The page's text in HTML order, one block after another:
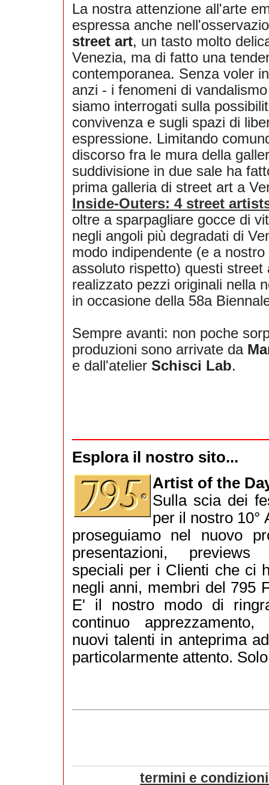
La nostra attenzione all'arte
espressa anche
street art, un tasto molto
Venezia, ma di fatto una
contemporanea. Senza voler
anzi - i fenomeni di
siamo interrogati sulla
convivenza e sugli spazi di
espressione. Limitando
discorso fra le mura della
suddivisione in due sale ha
prima galleria di street art a
Inside-Outers: 4 street
oltre a sparpagliare gocce di
negli angoli più degradati di
modo indipendente (e a
assoluto rispetto) questi street
realizzato pezzi originali nella
in occasione della 58a
Sempre avanti: non poche
produzioni sono arrivate da
e dall'atelier Schisci Lab.
Esplora il nostro sito...
Artist of the
Sulla scia dei
per il nostro 10°
proseguiamo nel nuovo
presentazioni,
speciali per i Clienti che ci
negli anni, membri del 795
E' il nostro modo di
continuo apprezzamento,
nuovi talenti in anteprima
particolarmente attento.
termini e